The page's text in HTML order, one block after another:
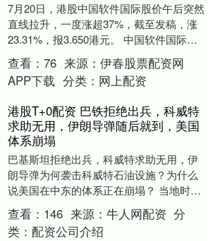
7月20日，港股中国软件国际股价午后突然
直线拉升，一度涨超37%，截至发稿，涨
23.31%，报3.650港元。 中国软件国际今
日午间在港交所发布公告，近日，公司....
查看： 76 来源： 伊春股票配资网
APP下载 分类： 网上配资
港股T+0配资 巴铁拒绝出兵，科威特
求助无用，伊朗导弹随后就到，美国
体系崩塌
巴基斯坦拒绝出兵，科威特求助无用，伊
朗导弹为何袭击科威特石油设施？为什么
说美国在中东的体系正在崩塌？ 当地时间7
月18日，科威特石油公司表示，其重要石
油设施遭到....
查看： 146 来源： 牛人网配资 分
类： 配资公司介绍